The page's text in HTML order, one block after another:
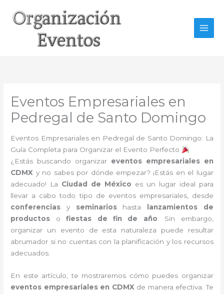
contenido
Eventos Empresariales en
Pedregal de Santo Domingo
Eventos Empresariales en Pedregal de Santo Domingo: La
Guía Completa para Organizar el Evento Perfecto
¿Estás buscando organizar eventos empresariales en
CDMX y no sabes por dónde empezar? ¡Estás en el lugar
adecuado! La Ciudad de México es un lugar ideal para
llevar a cabo todo tipo de eventos empresariales, desde
conferencias y seminarioshasta
lanzamientos de
productos ofiestas de fin de año. Sin embargo,
organizar un evento de esta naturaleza puede resultar
abrumador si no cuentas con la planificación y los recursos
adecuados.
En este artículo, te mostraremos cómo puedes organizar
eventos empresariales en CDMX de manera efectiva. Te